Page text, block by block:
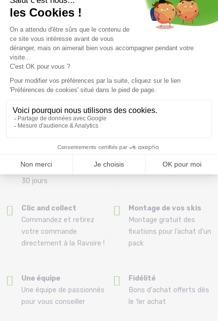
chausses de wakeboard.
69.00 €
éligibles)
Par téléphone au 04 79
Remboursement et
Délai de rétractation de
30 jours
Paiement en 3x ou 4X
Clic and collect
Commandez et retirez
votre commande
directement à la Ravoire !
Montage de vos skis
Montage gratuit des
fixations pour l’achat d'un
pack
Une équipe
Une équipe de passionnés
pour vous conseiller
Fidélité
Bons d'achat offerts dès
le 1er achat